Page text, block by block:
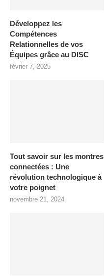
Développez les
Compétences
Relationnelles de vos
Équipes grâce au DISC
février 7, 2025
Tout savoir sur les montres
connectées : Une
révolution technologique à
votre poignet
novembre 21, 2024